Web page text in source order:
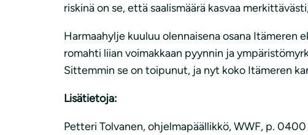
riskinä on se, että saalismäärä kasvaa
Harmaahylje kuuluu olennaisena osana
romahti liian voimakkaan pyynnin ja
Sittemmin se on toipunut, ja nyt koko Itämeren
Lisätietoja:
Petteri Tolvanen, ohjelmapäällikkö, WWF, p.